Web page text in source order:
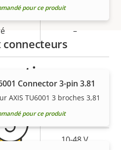
–
de
-
9.00 W
10-48 V
pour ce produit
connecteurs
Connector 3-pin 3.81
AXIS TU6001 3 broches 3,81
pour ce produit